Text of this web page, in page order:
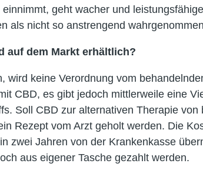
geht wacher und
als nicht so anstrengend
auf dem Markt erhältlich?
keine Verordnung vom
CBD, es gibt jedoch mittlerweile eine
Soll CBD zur alternativen Therapie von
Rezept vom Arzt geholt werden. Die
zwei Jahren von der Krankenkasse
aus eigener Tasche gezahlt werden.